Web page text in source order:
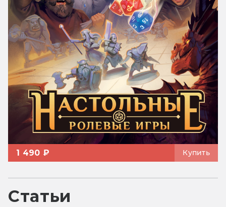
1 490 ₽ Купить
Статьи